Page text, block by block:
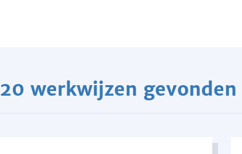
20 werkwijzen gevonden